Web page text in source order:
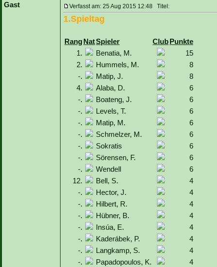
Gast
Verfasst am: 25 Aug 2015 12:48 Titel:
1.Spieltag
RangNatSpieler ClubPunkte
1.
Benatia, M.
15
2.
Hummels, M.
8
-.
Matip, J.
8
4.
Alaba, D.
6
-.
Boateng, J.
6
-.
Levels, T.
6
-.
Matip, M.
6
-.
Schmelzer, M.
6
-.
Sokratis
6
-.
Sörensen, F.
6
-.
Wendell
6
12.
Bell, S.
4
-.
Hector, J.
4
-.
Hilbert, R.
4
-.
Hübner, B.
4
-.
Insúa, E.
4
-.
Kaderábek, P.
4
-.
Langkamp, S.
4
-.
Papadopoulos, K.
4